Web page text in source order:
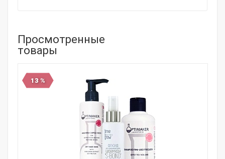
Просмотренные
товары
13 %